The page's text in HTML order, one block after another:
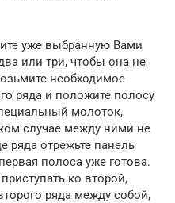
уже выбранную Вами
или три, чтобы она не
необходимое
ряда и положите полосу
молоток,
случае между ними не
ряда отрежьте панель
полоса уже готова.
ко второй,
ряда между собой,